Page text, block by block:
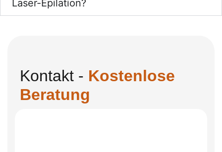
Laser-Epilation?
Kontakt - Kostenlose
Beratung